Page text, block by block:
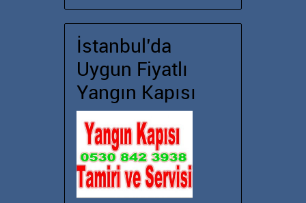
İstanbul’da
Uygun Fiyatlı
Yangın Kapısı